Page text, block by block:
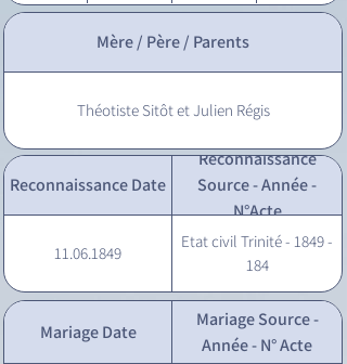
Mère / Père / Parents
Théotiste Sitôt et Julien Régis
Reconnaissance Date
Reconnaissance
Source - Année -
N°Acte
11.06.1849
Etat civil Trinité - 1849 -
184
Mariage Date
Mariage Source -
Année - N° Acte